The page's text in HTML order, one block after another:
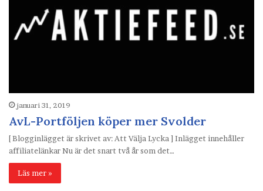
januari 31, 2019
AvL-Portföljen köper mer Svolder
[ Blogginlägget är skrivet av: Att Välja Lycka ] Inlägget innehåller
affiliatelänkar Nu är det snart två år som det…
Läs mer »